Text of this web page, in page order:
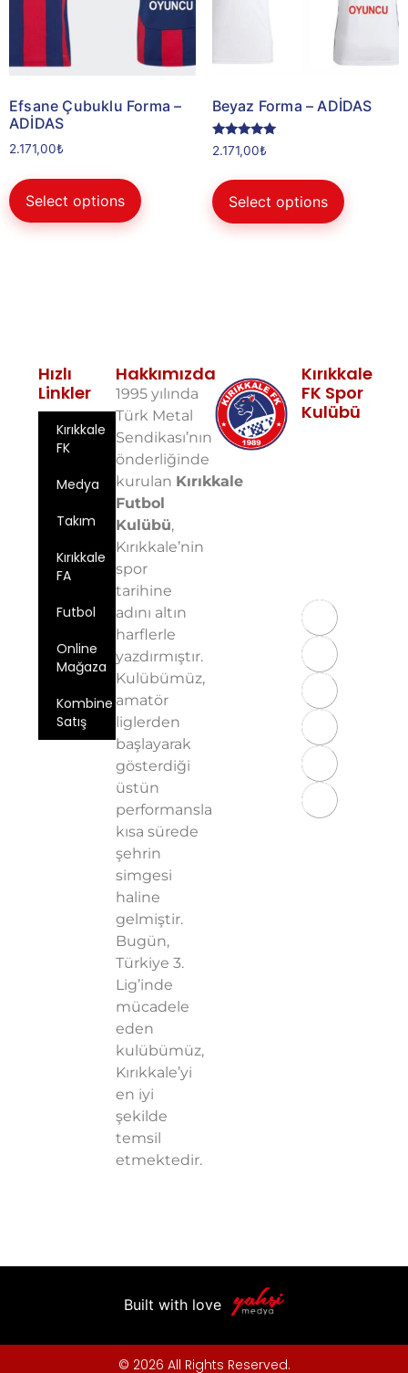
Efsane Çubuklu Forma –
ADİDAS
2.171,00₺
Select options
Beyaz Forma – ADİDAS
5 üzerinden
5.00
2.171,00₺
Select options
Hakkımızda
1995 yılında
Türk Metal
Sendikası’nın
önderliğinde
kurulan Kırıkkale
Futbol
Kulübü,
Kırıkkale’nin
spor
tarihine
adını altın
harflerle
yazdırmıştır.
Kulübümüz,
amatör
liglerden
başlayarak
gösterdiği
üstün
performansla
kısa sürede
şehrin
simgesi
haline
gelmiştir.
Bugün,
Türkiye 3.
Lig’inde
mücadele
eden
kulübümüz,
Kırıkkale’yi
en iyi
şekilde
temsil
etmektedir.
Hızlı
Linkler
Kırıkkale
FK
Medya
Takım
Kırıkkale
FA
Futbol
Online
Mağaza
Kombine
Satış
Kırıkkale
FK Spor
Kulübü
Built with love
© 2026 All Rights Reserved.